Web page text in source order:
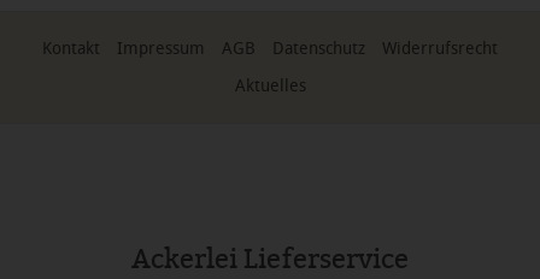
Kontakt Impressum AGB Datenschutz
Widerrufsrecht
Aktuelles
Ackerlei Lieferservice